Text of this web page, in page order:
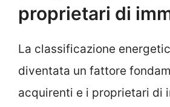
proprietari di
La classificazione
diventata un fattore
acquirenti e i proprietari di